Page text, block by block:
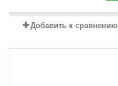
Добавить к сравнению